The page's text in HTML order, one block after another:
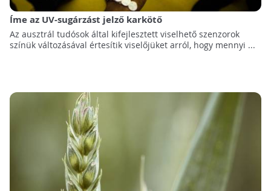
Íme az UV-sugárzást jelző karkötő
Az ausztrál tudósok által kifejlesztett viselhető szenzorok
színük változásával értesítik viselőjüket arról, hogy mennyi ...